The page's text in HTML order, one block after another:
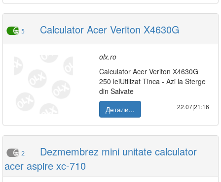
5 Calculator Acer Veriton X4630G
olx.ro
Calculator Acer Veriton X4630G
250 leiUtilizat Tinca - Azi la Sterge
din Salvate
Детали...
22.07|21:16
2
Dezmembrez mini unitate calculator
acer aspire xc-710